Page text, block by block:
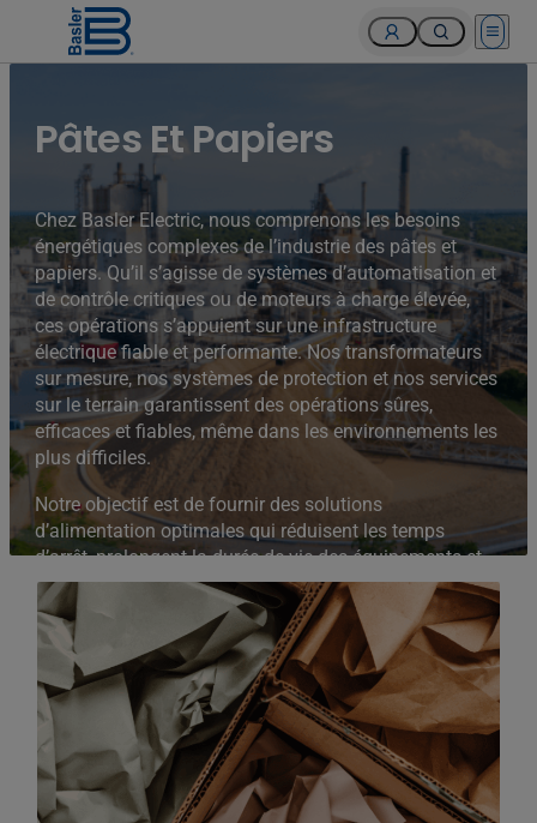
Open
Pâtes Et Papiers
Chez Basler Electric, nous comprenons les besoins
énergétiques complexes de l’industrie des pâtes et
papiers. Qu’il s’agisse de systèmes d’automatisation et
de contrôle critiques ou de moteurs à charge élevée,
ces opérations s’appuient sur une infrastructure
électrique fiable et performante. Nos transformateurs
sur mesure, nos systèmes de protection et nos services
sur le terrain garantissent des opérations sûres,
efficaces et fiables, même dans les environnements les
plus difficiles.
Notre objectif est de fournir des solutions
d’alimentation optimales qui réduisent les temps
d’arrêt, prolongent la durée de vie des équipements et
optimisent la consommation d’énergie.